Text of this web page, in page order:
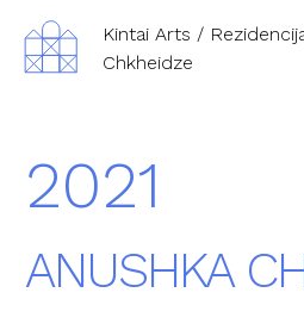
Kintai Arts /
Chkheidze
2021
ANUSHKA